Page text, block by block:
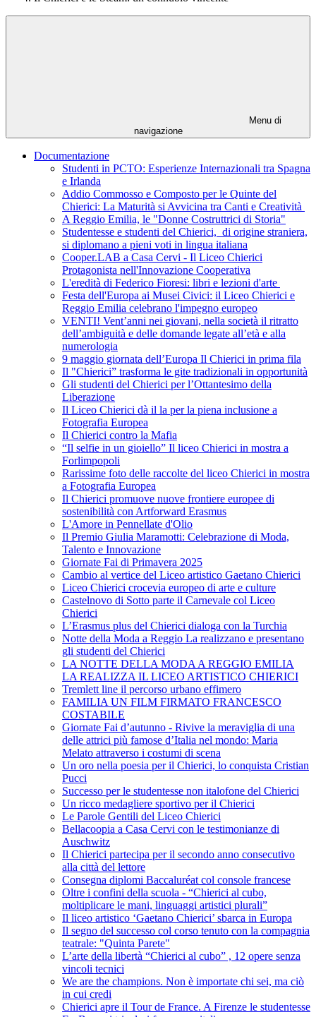
Menu di
navigazione
Documentazione
Studenti in PCTO: Esperienze Internazionali tra Spagna
e Irlanda
Addio Commosso e Composto per le Quinte del
Chierici: La Maturità si Avvicina tra Canti e Creatività
A Reggio Emilia, le "Donne Costruttrici di Storia"
Studentesse e studenti del Chierici, di origine straniera,
si diplomano a pieni voti in lingua italiana
Cooper.LAB a Casa Cervi - Il Liceo Chierici
Protagonista nell'Innovazione Cooperativa
L'eredità di Federico Fioresi: libri e lezioni d'arte
Festa dell'Europa ai Musei Civici: il Liceo Chierici e
Reggio Emilia celebrano l'impegno europeo
VENTI! Vent’anni nei giovani, nella società il ritratto
dell’ambiguità e delle domande legate all’età e alla
numerologia
9 maggio giornata dell’Europa Il Chierici in prima fila
Il "Chierici” trasforma le gite tradizionali in opportunità
Gli studenti del Chierici per l’Ottantesimo della
Liberazione
Il Liceo Chierici dà il la per la piena inclusione a
Fotografia Europea
Il Chierici contro la Mafia
“Il selfie in un gioiello” Il liceo Chierici in mostra a
Forlimpopoli
Rarissime foto delle raccolte del liceo Chierici in mostra
a Fotografia Europea
Il Chierici promuove nuove frontiere europee di
sostenibilità con Artforward Erasmus
L'Amore in Pennellate d'Olio
Il Premio Giulia Maramotti: Celebrazione di Moda,
Talento e Innovazione
Giornate Fai di Primavera 2025
Cambio al vertice del Liceo artistico Gaetano Chierici
Liceo Chierici crocevia europeo di arte e culture
Castelnovo di Sotto parte il Carnevale col Liceo
Chierici
L’Erasmus plus del Chierici dialoga con la Turchia
Notte della Moda a Reggio La realizzano e presentano
gli studenti del Chierici
LA NOTTE DELLA MODA A REGGIO EMILIA
LA REALIZZA IL LICEO ARTISTICO CHIERICI
Tremlett line il percorso urbano effimero
FAMILIA UN FILM FIRMATO FRANCESCO
COSTABILE
Giornate Fai d’autunno - Rivive la meraviglia di una
delle attrici più famose d’Italia nel mondo: Maria
Melato attraverso i costumi di scena
Un oro nella poesia per il Chierici, lo conquista Cristian
Pucci
Successo per le studentesse non italofone del Chierici
Un ricco medagliere sportivo per il Chierici
Le Parole Gentili del Liceo Chierici
Bellacoopia a Casa Cervi con le testimonianze di
Auschwitz
Il Chierici partecipa per il secondo anno consecutivo
alla città del lettore
Consegna diplomi Baccaluréat col console francese
Oltre i confini della scuola - “Chierici al cubo,
moltiplicare le mani, linguaggi artistici plurali”
Il liceo artistico ‘Gaetano Chierici’ sbarca in Europa
Il segno del successo col corso tenuto con la compagnia
teatrale: "Quinta Parete"
L’arte della libertà “Chierici al cubo” , 12 opere senza
vincoli tecnici
We are the champions. Non è importate chi sei, ma ciò
in cui credi
Chierici apre il Tour de France. A Firenze le studentesse